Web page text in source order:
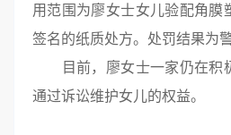
用范围为廖女士女儿验配角膜
签名的纸质处方。处罚结果为
目前，廖女士一家仍在积
通过诉讼维护女儿的权益。